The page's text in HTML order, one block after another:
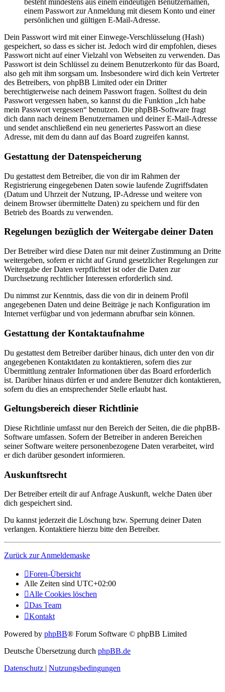
besteht mindestens aus einem eindeutigen Benutzernamen,
einem Passwort zur Anmeldung mit diesem Konto und einer
persönlichen und gültigen E-Mail-Adresse.
Dein Passwort wird mit einer Einwege-Verschlüsselung (Hash)
gespeichert, so dass es sicher ist. Jedoch wird dir empfohlen, dieses
Passwort nicht auf einer Vielzahl von Webseiten zu verwenden. Das
Passwort ist dein Schlüssel zu deinem Benutzerkonto für das Board,
also geh mit ihm sorgsam um. Insbesondere wird dich kein Vertreter
des Betreibers, von phpBB Limited oder ein Dritter
berechtigterweise nach deinem Passwort fragen. Solltest du dein
Passwort vergessen haben, so kannst du die Funktion „Ich habe
mein Passwort vergessen“ benutzen. Die phpBB-Software fragt
dich dann nach deinem Benutzernamen und deiner E-Mail-Adresse
und sendet anschließend ein neu generiertes Passwort an diese
Adresse, mit dem du dann auf das Board zugreifen kannst.
Gestattung der Datenspeicherung
Du gestattest dem Betreiber, die von dir im Rahmen der
Registrierung eingegebenen Daten sowie laufende Zugriffsdaten
(Datum und Uhrzeit der Nutzung, IP-Adresse und weitere von
deinem Browser übermittelte Daten) zu speichern und für den
Betrieb des Boards zu verwenden.
Regelungen bezüglich der Weitergabe deiner Daten
Der Betreiber wird diese Daten nur mit deiner Zustimmung an Dritte
weitergeben, sofern er nicht auf Grund gesetzlicher Regelungen zur
Weitergabe der Daten verpflichtet ist oder die Daten zur
Durchsetzung rechtlicher Interessen erforderlich sind.
Du nimmst zur Kenntnis, dass die von dir in deinem Profil
angegebenen Daten und deine Beiträge je nach Konfiguration im
Internet verfügbar und von jedermann abrufbar sein können.
Gestattung der Kontaktaufnahme
Du gestattest dem Betreiber darüber hinaus, dich unter den von dir
angegebenen Kontaktdaten zu kontaktieren, sofern dies zur
Übermittlung zentraler Informationen über das Board erforderlich
ist. Darüber hinaus dürfen er und andere Benutzer dich kontaktieren,
sofern du dies an entsprechender Stelle erlaubt hast.
Geltungsbereich dieser Richtlinie
Diese Richtlinie umfasst nur den Bereich der Seiten, die die phpBB-
Software umfassen. Sofern der Betreiber in anderen Bereichen
seiner Software weitere personenbezogene Daten verarbeitet, wird
er dich darüber gesondert informieren.
Auskunftsrecht
Der Betreiber erteilt dir auf Anfrage Auskunft, welche Daten über
dich gespeichert sind.
Du kannst jederzeit die Löschung bzw. Sperrung deiner Daten
verlangen. Kontaktiere hierzu bitte den Betreiber.
Zurück zur Anmeldemaske
Foren-Übersicht
Alle Zeiten sind UTC+02:00
Alle Cookies löschen
Das Team
Kontakt
Powered by phpBB® Forum Software © phpBB Limited
Deutsche Übersetzung durch phpBB.de
Datenschutz | Nutzungsbedingungen